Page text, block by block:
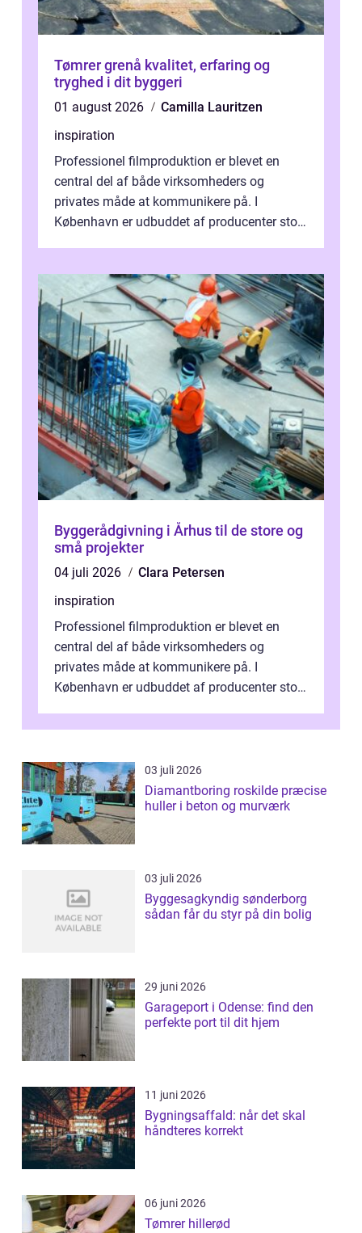
Tømrer grenå kvalitet, erfaring og
tryghed i dit byggeri
01 august 2026
Camilla Lauritzen
inspiration
Professionel filmproduktion er blevet en
central del af både virksomheders og
privates måde at kommunikere på. I
København er udbuddet af producenter stort,
Byggerådgivning i Århus til de store og
små projekter
04 juli 2026
Clara Petersen
inspiration
Professionel filmproduktion er blevet en
central del af både virksomheders og
privates måde at kommunikere på. I
København er udbuddet af producenter stort,
inti...
03 juli 2026
Diamantboring roskilde præcise
huller i beton og murværk
03 juli 2026
Byggesagkyndig sønderborg
sådan får du styr på din bolig
29 juni 2026
Garageport i Odense: find den
perfekte port til dit hjem
11 juni 2026
Bygningsaffald: når det skal
håndteres korrekt
06 juni 2026
Tømrer hillerød